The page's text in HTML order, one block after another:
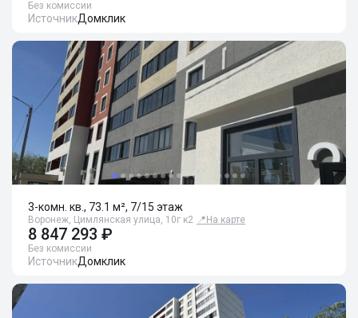
Без комиссии
ИсточникДомклик
3-комн. кв., 73.1 м², 7/15 этаж
Воронеж, Цимлянская улица, 10г к2 📍 На карте
8 847 293 ₽
Без комиссии
ИсточникДомклик